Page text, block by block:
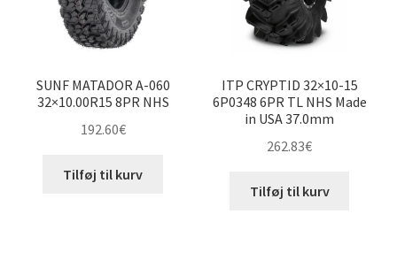
SUNF MATADOR A-060
32×10.00R15 8PR NHS
192.60€
Tilføj til kurv
ITP CRYPTID 32×10-15
6P0348 6PR TL NHS Made
in USA 37.0mm
262.83€
Tilføj til kurv